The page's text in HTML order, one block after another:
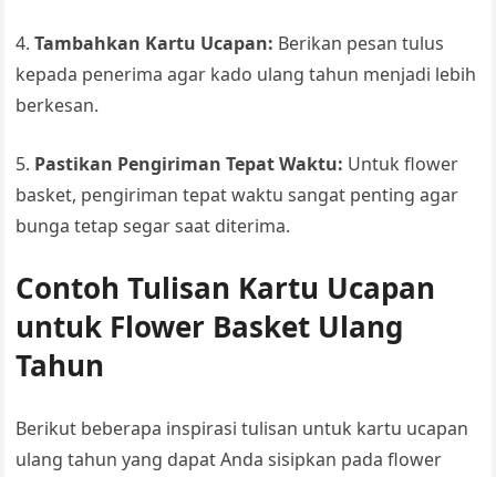
4.Tambahkan Kartu Ucapan: Berikan pesan tulus
kepada penerima agar kado ulang tahun menjadi lebih
berkesan.
5. Pastikan Pengiriman Tepat Waktu: Untuk flower
basket, pengiriman tepat waktu sangat penting agar
bunga tetap segar saat diterima.
Contoh Tulisan Kartu Ucapan
untuk Flower Basket Ulang
Tahun
Berikut beberapa inspirasi tulisan untuk kartu ucapan
ulang tahun yang dapat Anda sisipkan pada flower